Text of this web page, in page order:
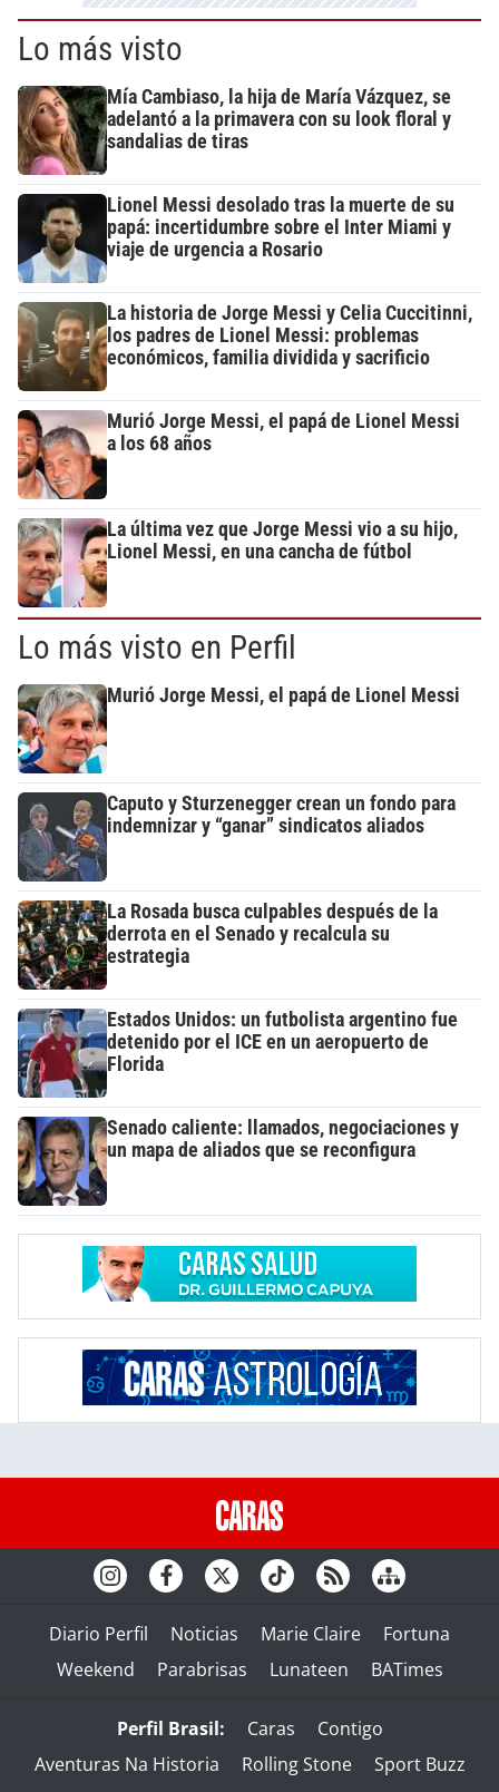
Lo más visto
Mía Cambiaso, la hija de María Vázquez, se
adelantó a la primavera con su look floral y
sandalias de tiras
Lionel Messi desolado tras la muerte de su
papá: incertidumbre sobre el Inter Miami y
viaje de urgencia a Rosario
La historia de Jorge Messi y Celia Cuccitinni,
los padres de Lionel Messi: problemas
económicos, familia dividida y sacrificio
Murió Jorge Messi, el papá de Lionel Messi
a los 68 años
La última vez que Jorge Messi vio a su hijo,
Lionel Messi, en una cancha de fútbol
Lo más visto en Perfil
Murió Jorge Messi, el papá de Lionel Messi
Caputo y Sturzenegger crean un fondo para
indemnizar y “ganar” sindicatos aliados
La Rosada busca culpables después de la
derrota en el Senado y recalcula su
estrategia
Estados Unidos: un futbolista argentino fue
detenido por el ICE en un aeropuerto de
Florida
Senado caliente: llamados, negociaciones y
un mapa de aliados que se reconfigura
Diario Perfil Noticias Marie Claire
Fortuna
Weekend
Parabrisas Lunateen BATimes
Perfil Brasil: Caras
Contigo
Aventuras Na Historia
Rolling Stone
Sport Buzz